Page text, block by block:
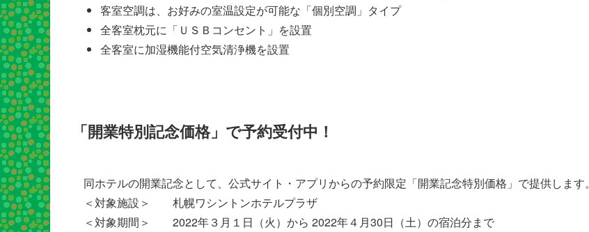
客室空調は、お好みの室温設定が可能な「個別空調」タイプ
全客室枕元に「ＵＳＢコンセント」を設置
全客室に加湿機能付空気清浄機を設置
「開業特別記念価格」で予約受付中！
同ホテルの開業記念として、公式サイト・アプリからの予約限定「開業記念特別価格」で提供します。
＜対象施設＞ 札幌ワシントンホテルプラザ
＜対象期間＞ 2022年３月１日（火）から 2022年４月30日（土）の宿泊分まで